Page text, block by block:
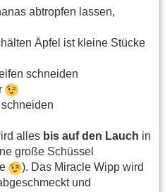
abtropfen lassen,
Äpfel ist kleine Stücke
schneiden
alles bis auf den Lauch in
große Schüssel
). Das Miracle Wipp wird
und